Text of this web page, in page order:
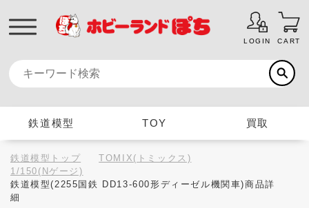
LOGIN CART
鉄道模型 TOY 買取
鉄道模型トップ
TOMIX(トミックス)
1/150(Nゲージ)
鉄道模型(2255国鉄 DD13-600形ディーゼル機関車)商品詳
細